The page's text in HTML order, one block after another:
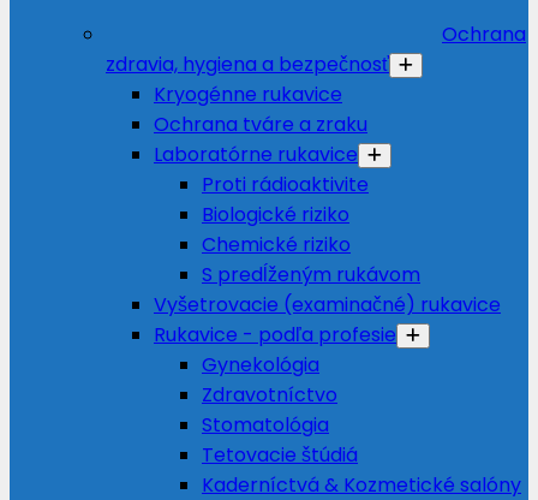
Ochrana
zdravia, hygiena a bezpečnosť
Kryogénne rukavice
Ochrana tváre a zraku
Laboratórne rukavice
Proti rádioaktivite
Biologické riziko
Chemické riziko
S predĺženým rukávom
Vyšetrovacie (examinačné) rukavice
Rukavice - podľa profesie
Gynekológia
Zdravotníctvo
Stomatológia
Tetovacie štúdiá
Kaderníctvá & Kozmetické salóny